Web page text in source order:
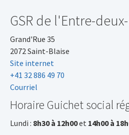
GSR de l'Entre-
Grand'Rue 35
2072 Saint-Blaise
Site internet
+41 32 886 49 70
Courriel
Horaire Guichet social
Lundi : 8h30 à 12h00et 14h00 à